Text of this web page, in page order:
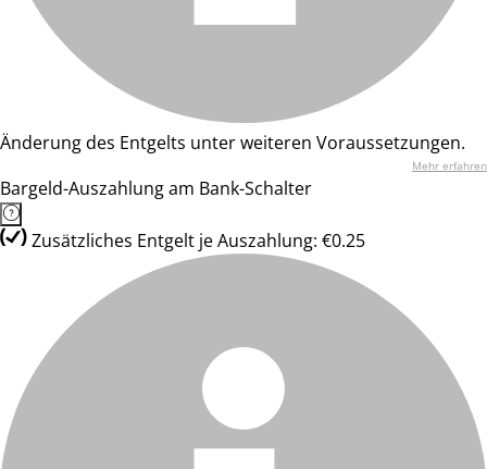
Änderung des Entgelts unter weiteren Voraussetzungen.
Mehr erfahren
Bargeld-Auszahlung am Bank-Schalter
Zusätzliches Entgelt je Auszahlung: €0.25